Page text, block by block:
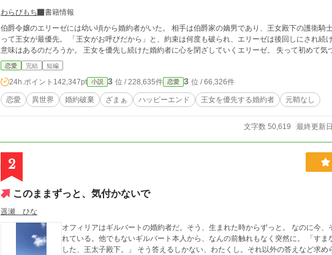
わらびもち
書籍情報
伯爵令嬢のエリーゼには幼い頃から婚約者がいた。 相手は伯爵家の嫡男であり、王女殿下の護衛騎
って王女が最優先。 「王女がお呼びだから」と、約束は何度も破られ、エリーゼは後回しにされ続ける。 政略とはいえ、この
意味はあるのだろうか。 王女を優先し続けた婚約者に心を閉ざしていくエリーゼ。 失って初
恋愛 完結 短編
24h.ポイント 142,347pt 小説 3 位 / 228,635件 恋愛 3 位 / 66,326件
恋愛 異世界 婚約破棄 ざまぁ ハッピーエンド 王女を優先する婚約者 元鞘なし
文字数 50,619 最終更新
2
このままずっと、気付かないで
遥瀬 ひな
オフィリアはギルバートの婚約者だ。そう、生まれた時からずっと。 なのに今、その婚約を解消して欲しいと言わ
れている。他でもないギルバート本人から、なんの前触れもなく突然に。 「すまない、オフィリア。」 「畏まりま
した、王太子殿下。」 そう答えるしかない、わたくし。それ以外の答えなど求められてはいないと分かっているか